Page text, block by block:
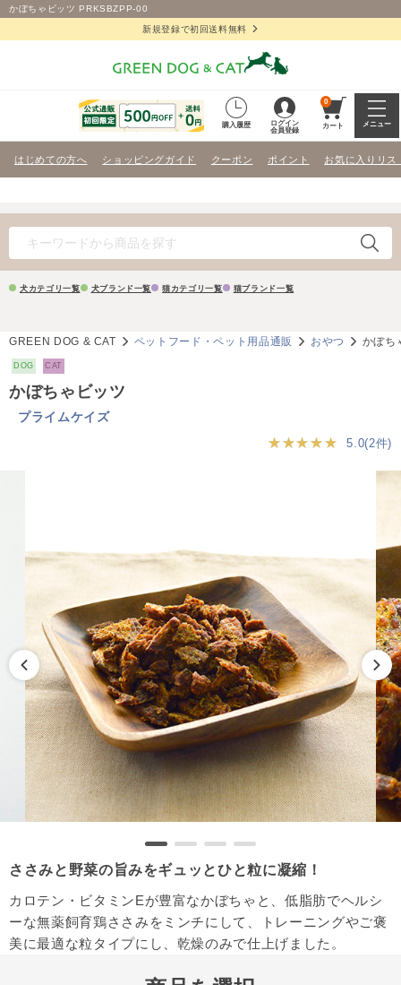
かぼちゃビッツ PRKSBZPP-00
新規登録で初回送料無料
購入履歴
ログイン
会員登録
0
カート メニュー
はじめての方へ ショッピングガイド クーポン ポイント お気に入りリス
犬カテゴリ一覧 犬ブランド一覧 猫カテゴリ一覧 猫ブランド一覧
GREEN DOG & CAT ペットフード・ペット用品通販 おやつ かぼち
DOG CAT
かぼちゃビッツ
プライムケイズ
★★★★★ 5.0(2件)
ささみと野菜の旨みをギュッとひと粒に凝縮！
カロテン・ビタミンEが豊富なかぼちゃと、低脂肪でヘルシ
ーな無薬飼育鶏ささみをミンチにして、トレーニングやご褒
美に最適な粒タイプにし、乾燥のみで仕上げました。